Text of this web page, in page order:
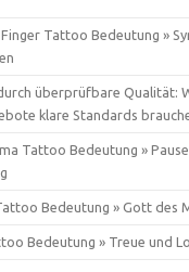
Tattoo Bedeutung »
überprüfbare Qualität:
klare Standards
Tattoo Bedeutung »
Bedeutung » Gott des
Bedeutung » Treue und